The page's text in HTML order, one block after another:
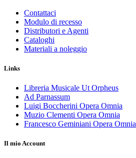
Contattaci
Modulo di recesso
Distributori e Agenti
Cataloghi
Materiali a noleggio
Links
Libreria Musicale Ut Orpheus
Ad Parnassum
Luigi Boccherini Opera Omnia
Muzio Clementi Opera Omnia
Francesco Geminiani Opera Omnia
Il mio Account